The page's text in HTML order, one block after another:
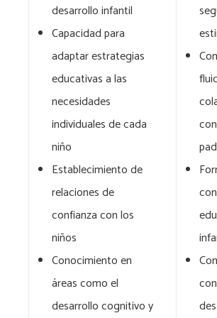
desarrollo infantil
Capacidad para
adaptar estrategias
educativas a las
necesidades
individuales de cada
niño
Establecimiento de
relaciones de
confianza con los
niños
Conocimiento en
áreas como el
desarrollo cognitivo y